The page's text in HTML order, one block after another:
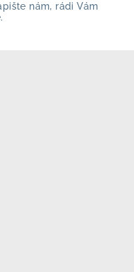
nám, rádi Vám